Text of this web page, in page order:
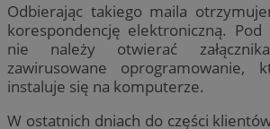
Odbierając takiego maila
korespondencję elektroniczną.
nie należy otwierać
zawirusowane oprogramowanie,
instaluje się na komputerze.
W ostatnich dniach do części